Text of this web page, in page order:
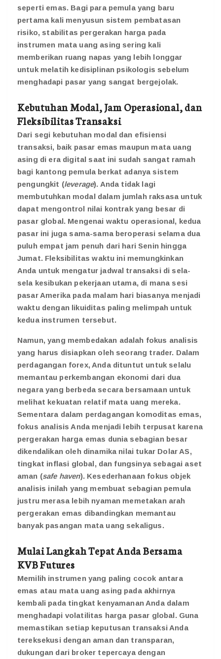
seperti emas. Bagi para pemula yang baru
pertama kali menyusun sistem pembatasan
risiko, stabilitas pergerakan harga pada
instrumen mata uang asing sering kali
memberikan ruang napas yang lebih longgar
untuk melatih kedisiplinan psikologis sebelum
menghadapi pasar yang sangat bergejolak.
Kebutuhan Modal, Jam Operasional, dan
Fleksibilitas Transaksi
Dari segi kebutuhan modal dan efisiensi
transaksi, baik pasar emas maupun mata uang
asing di era digital saat ini sudah sangat ramah
bagi kantong pemula berkat adanya sistem
pengungkit (leverage). Anda tidak lagi
membutuhkan modal dalam jumlah raksasa untuk
dapat mengontrol nilai kontrak yang besar di
pasar global. Mengenai waktu operasional, kedua
pasar ini juga sama-sama beroperasi selama dua
puluh empat jam penuh dari hari Senin hingga
Jumat. Fleksibilitas waktu ini memungkinkan
Anda untuk mengatur jadwal transaksi di sela-
sela kesibukan pekerjaan utama, di mana sesi
pasar Amerika pada malam hari biasanya menjadi
waktu dengan likuiditas paling melimpah untuk
kedua instrumen tersebut.
Namun, yang membedakan adalah fokus analisis
yang harus disiapkan oleh seorang trader. Dalam
perdagangan forex, Anda dituntut untuk selalu
memantau perkembangan ekonomi dari dua
negara yang berbeda secara bersamaan untuk
melihat kekuatan relatif mata uang mereka.
Sementara dalam perdagangan komoditas emas,
fokus analisis Anda menjadi lebih terpusat karena
pergerakan harga emas dunia sebagian besar
dikendalikan oleh dinamika nilai tukar Dolar AS,
tingkat inflasi global, dan fungsinya sebagai aset
aman (safe haven). Kesederhanaan fokus objek
analisis inilah yang membuat sebagian pemula
justru merasa lebih nyaman memetakan arah
pergerakan emas dibandingkan memantau
banyak pasangan mata uang sekaligus.
Mulai Langkah Tepat Anda Bersama
KVB Futures
Memilih instrumen yang paling cocok antara
emas atau mata uang asing pada akhirnya
kembali pada tingkat kenyamanan Anda dalam
menghadapi volatilitas harga pasar global. Guna
memastikan setiap keputusan transaksi Anda
tereksekusi dengan aman dan transparan,
dukungan dari broker tepercaya dengan